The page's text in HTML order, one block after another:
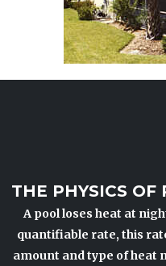
THE PHYSICS OF
A pool loses heat at
quantifiable rate, this
amount and type of heat